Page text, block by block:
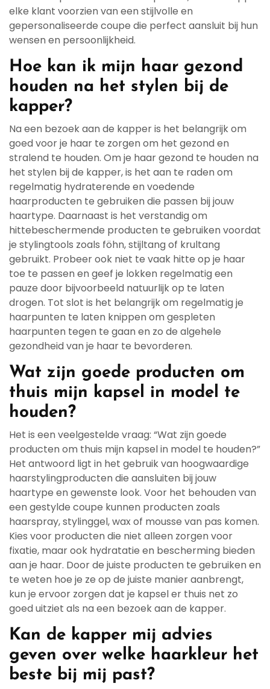
elke klant voorzien van een stijlvolle en
gepersonaliseerde coupe die perfect aansluit bij hun
wensen en persoonlijkheid.
Hoe kan ik mijn haar gezond
houden na het stylen bij de
kapper?
Na een bezoek aan de kapper is het belangrijk om
goed voor je haar te zorgen om het gezond en
stralend te houden. Om je haar gezond te houden na
het stylen bij de kapper, is het aan te raden om
regelmatig hydraterende en voedende
haarproducten te gebruiken die passen bij jouw
haartype. Daarnaast is het verstandig om
hittebeschermende producten te gebruiken voordat
je stylingtools zoals föhn, stijltang of krultang
gebruikt. Probeer ook niet te vaak hitte op je haar
toe te passen en geef je lokken regelmatig een
pauze door bijvoorbeeld natuurlijk op te laten
drogen. Tot slot is het belangrijk om regelmatig je
haarpunten te laten knippen om gespleten
haarpunten tegen te gaan en zo de algehele
gezondheid van je haar te bevorderen.
Wat zijn goede producten om
thuis mijn kapsel in model te
houden?
Het is een veelgestelde vraag: “Wat zijn goede
producten om thuis mijn kapsel in model te houden?”
Het antwoord ligt in het gebruik van hoogwaardige
haarstylingproducten die aansluiten bij jouw
haartype en gewenste look. Voor het behouden van
een gestylde coupe kunnen producten zoals
haarspray, stylinggel, wax of mousse van pas komen.
Kies voor producten die niet alleen zorgen voor
fixatie, maar ook hydratatie en bescherming bieden
aan je haar. Door de juiste producten te gebruiken en
te weten hoe je ze op de juiste manier aanbrengt,
kun je ervoor zorgen dat je kapsel er thuis net zo
goed uitziet als na een bezoek aan de kapper.
Kan de kapper mij advies
geven over welke haarkleur het
beste bij mij past?